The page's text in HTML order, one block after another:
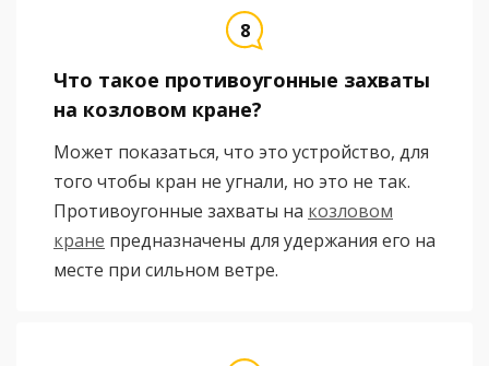
Что такое противоугонные захваты
на козловом кране?
Может показаться, что это устройство, для
того чтобы кран не угнали, но это не так.
Противоугонные захваты на козловом
кране предназначены для удержания его на
месте при сильном ветре.